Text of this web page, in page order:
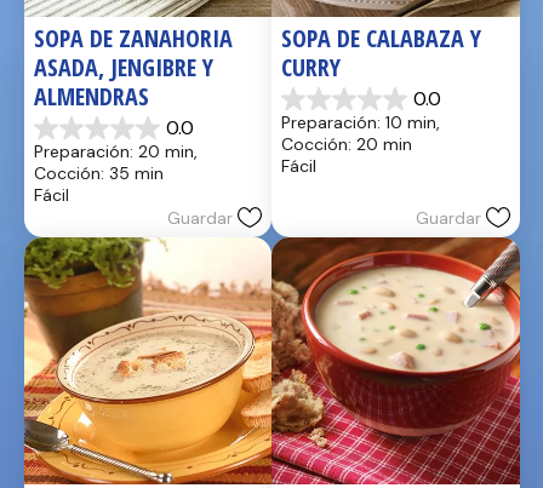
SOPA DE ZANAHORIA
ASADA, JENGIBRE Y
ALMENDRAS
0.0
0.0
de
5
estrellas.
Preparación: 20 min,
Cocción: 35 min
Fácil
Guardar
SOPA DE CALABAZA Y
CURRY
0.0
0.0
de
5
estrellas.
Preparación: 10 min,
Cocción: 20 min
Fácil
Guardar